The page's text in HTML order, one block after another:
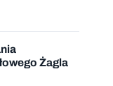
Żagla